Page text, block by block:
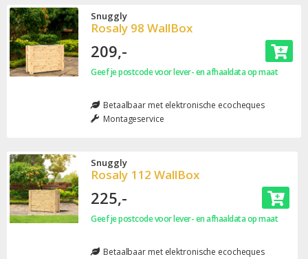
Snuggly
Rosaly 98 WallBox
209,-
Geef je postcode voor lever- en afhaaldata op maat
Betaalbaar met elektronische ecocheques
Montageservice
Snuggly
Rosaly 112 WallBox
225,-
Geef je postcode voor lever- en afhaaldata op maat
Betaalbaar met elektronische ecocheques